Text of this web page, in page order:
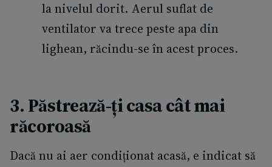
la nivelul dorit. Aerul suflat de
ventilator va trece peste apa din
lighean, răcindu-se în acest proces.
3. Păstrează-ți casa cât mai
răcoroasă
Dacă nu ai aer condiționat acasă, e indicat să